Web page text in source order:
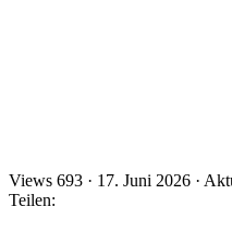
Views 693 · 17. Juni 2026 ·
Teilen: